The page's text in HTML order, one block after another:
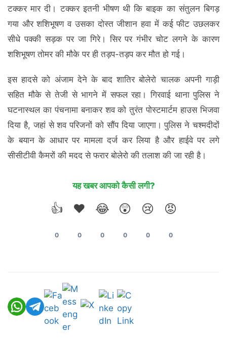
टक्कर मार दी। टक्कर इतनी भीषण थी कि बाइक का संतुलन बिगड़
गया और शशिभूषण व उसका दोस्त जीशान हवा में कई फीट उछलकर
सीधे पक्की सड़क पर जा गिरे। सिर पर गंभीर चोट लगने के कारण
शशिभूषण तोमर की मौके पर ही तड़प-तड़प कर मौत हो गई।
इस हादसे को अंजाम देने के बाद शातिर बोलेरो चालक अपनी गाड़ी
सहित मौके से तेजी से भागने में सफल रहा। गिरवाई थाना पुलिस ने
घटनास्थल का पंचनामा बनाकर शव को तुरंत पोस्टमार्टम हाउस भिजवा
दिया है, जहां से शव परिजनों को सौंप दिया जाएगा। पुलिस ने चश्मदीदों
के बयान के आधार पर मामला दर्ज कर लिया है और हाईवे पर लगे
सीसीटीवी कैमरों की मदद से फरार बोलेरो की तलाश की जा रही है।
यह खबर आपको कैसी लगी?
👍
0
❤️
0
😂
0
😲
0
😢
0
😡
0